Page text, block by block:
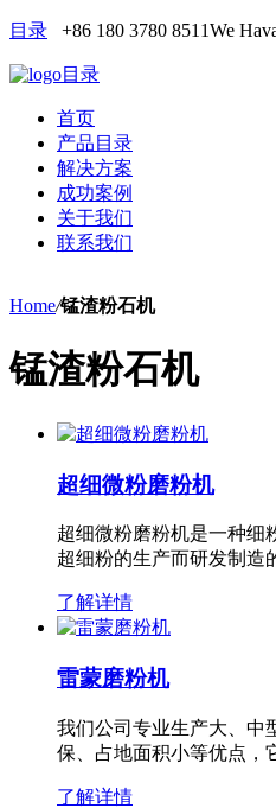
目录 +86 180 3780 8511We
目录
首页
产品目录
解决方案
成功案例
关于我们
联系我们
Home/锰渣粉石机
锰渣粉石机
超细微粉磨粉机
超细微粉磨粉机是一种细
超细粉的生产而研发制
了解详情
雷蒙磨粉机
我们公司专业生产大、中
保、占地面积小等优点，
了解详情